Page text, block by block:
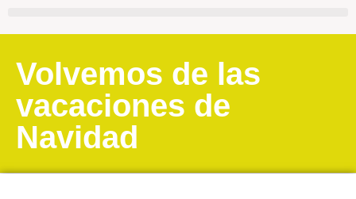
Volvemos de las
vacaciones de
Navidad